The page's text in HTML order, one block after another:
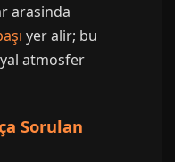
arasinda
yer alir; bu
atmosfer
Sorulan